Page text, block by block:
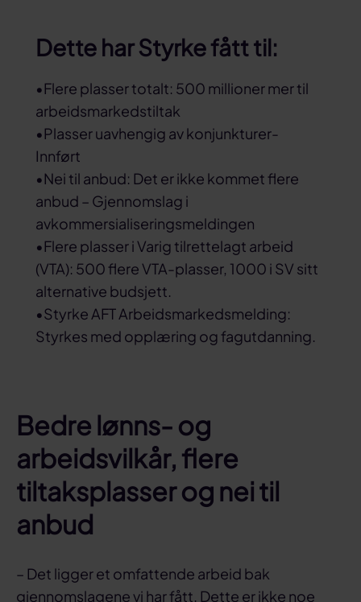
Dette har Styrke fått til:
•Flere plasser totalt: 500 millioner mer til
arbeidsmarkedstiltak
•Plasser uavhengig av konjunkturer-
Innført
•Nei til anbud: Det er ikke kommet flere
anbud – Gjennomslag i
avkommersialiseringsmeldingen
•Flere plasser i Varig tilrettelagt arbeid
(VTA): 500 flere VTA-plasser, 1000 i SV sitt
alternative budsjett.
•Styrke AFT Arbeidsmarkedsmelding:
Styrkes med opplæring og fagutdanning.
Bedre lønns- og
arbeidsvilkår, flere
tiltaksplasser og nei til
anbud
– Det ligger et omfattende arbeid bak
gjennomslagene vi har fått. Dette er ikke noe